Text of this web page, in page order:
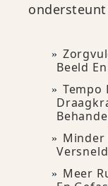
Beeld
Tempo
Minder
Meer